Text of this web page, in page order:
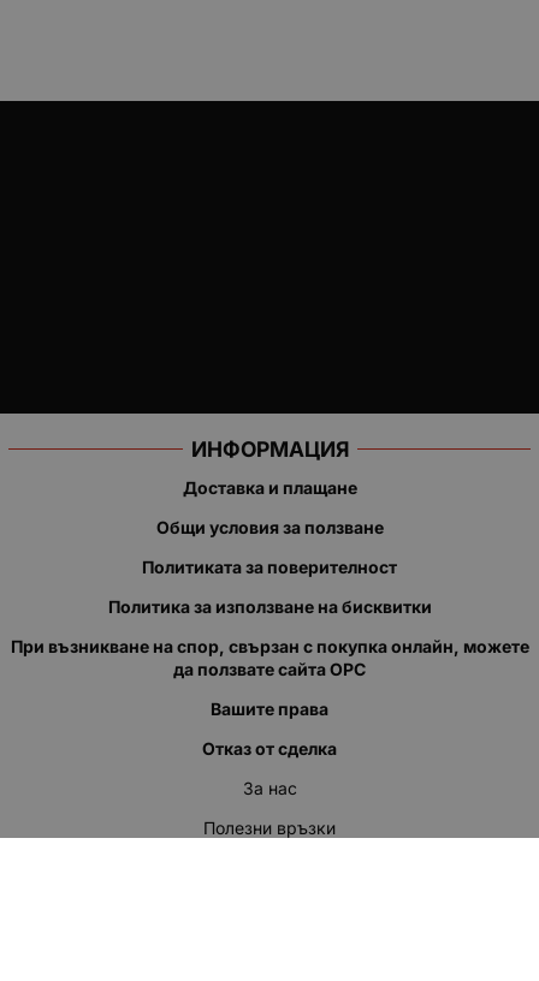
ИНФОРМАЦИЯ
Доставка и плащане
Общи условия за ползване
Политиката за поверителност
Политика за използване на бисквитки
При възникване на спор, свързан с покупка онлайн, можете
да ползвате сайта ОРС
Вашите права
Отказ от сделка
За нас
Полезни връзки